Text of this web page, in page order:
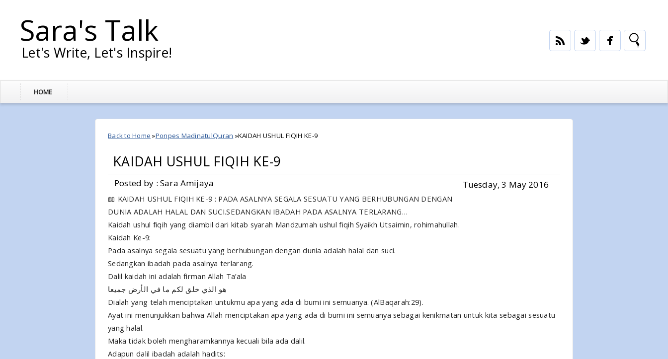
Sara's Talk
Let's Write, Let's Inspire!
HOME
Back to Home »Ponpes MadinatulQuran »KAIDAH USHUL FIQIH KE-9
KAIDAH USHUL FIQIH KE-9
Posted by : Sara Amijaya Tuesday, 3 May 2016
📖 KAIDAH USHUL FIQIH KE-9 : PADA ASALNYA SEGALA SESUATU YANG BERHUBUNGAN DENGAN
DUNIA ADALAH HALAL DAN SUCI.SEDANGKAN IBADAH PADA ASALNYA TERLARANG…
Kaidah ushul fiqih yang diambil dari kitab syarah Mandzumah ushul fiqih Syaikh Utsaimin, rohimahullah.
Kaidah Ke-9:
Pada asalnya segala sesuatu yang berhubungan dengan dunia adalah halal dan suci.
Sedangkan ibadah pada asalnya terlarang.
Dalil kaidah ini adalah firman Allah Ta’ala
هو الذي خلق لكم ما في الأرض جميعا
Dialah yang telah menciptakan untukmu apa yang ada di bumi ini semuanya. (AlBaqarah:29).
Ayat ini menunjukkan bahwa Allah menciptakan apa yang ada di bumi ini semuanya sebagai kenikmatan untuk kita sebagai sesuatu
yang halal.
Maka tidak boleh mengharamkannya kecuali bila ada dalil.
Adapun dalil ibadah adalah hadits: